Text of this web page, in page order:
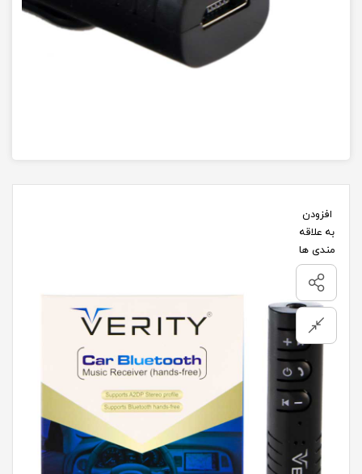
افزودن
به علاقه
مندی ها